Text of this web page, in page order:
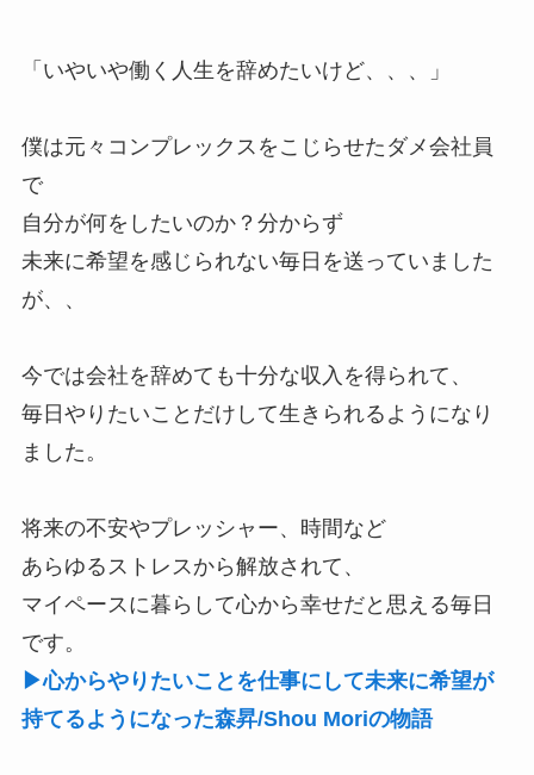
「いやいや働く人生を辞めたいけど、、、」
僕は元々コンプレックスをこじらせたダメ会社員
で
自分が何をしたいのか？分からず
未来に希望を感じられない毎日を送っていました
が、、
今では会社を辞めても十分な収入を得られて、
毎日やりたいことだけして生きられるようになり
ました。
将来の不安やプレッシャー、時間など
あらゆるストレスから解放されて、
マイペースに暮らして心から幸せだと思える毎日
です。
▶心からやりたいことを仕事にして未来に希望が
持てるようになった森昇/Shou Moriの物語